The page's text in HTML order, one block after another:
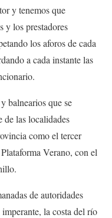
y tenemos que
y los prestadores
los aforos de cada
a cada instante las
balnearios que se
de las localidades
como el tercer
Verano, con el
de autoridades
la costa del río